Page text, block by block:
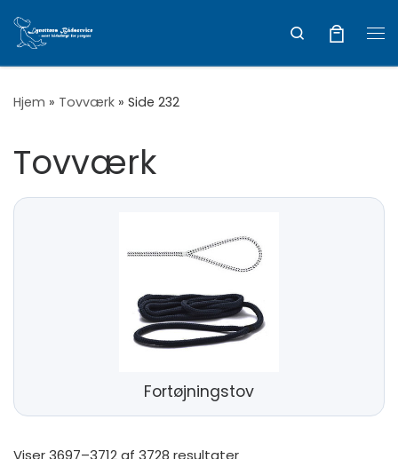
Vis hele indholdet
Search
Hjem » Tovværk » Side 232
Tovværk
Fortøjningstov
Viser 3697–3712 af 3728 resultater